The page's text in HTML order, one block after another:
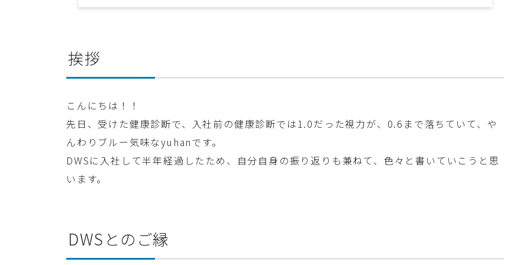
挨拶
こんにちは！！
先日、受けた健康診断で、入社前の健康診断では1.0だった視力が、0.6まで落ちていて、や
んわりブルー気味なyuhanです。
DWSに入社して半年経過したため、自分自身の振り返りも兼ねて、色々と書いていこうと思
います。
DWSとのご縁